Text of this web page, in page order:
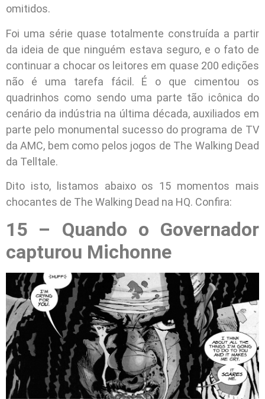
omitidos.
Foi uma série quase totalmente construída a partir
da ideia de que ninguém estava seguro, e o fato de
continuar a chocar os leitores em quase 200 edições
não é uma tarefa fácil. É o que cimentou os
quadrinhos como sendo uma parte tão icônica do
cenário da indústria na última década, auxiliados em
parte pelo monumental sucesso do programa de TV
da AMC, bem como pelos jogos de The Walking Dead
da Telltale.
Dito isto, listamos abaixo os 15 momentos mais
chocantes de The Walking Dead na HQ. Confira:
15 – Quando o Governador
capturou Michonne